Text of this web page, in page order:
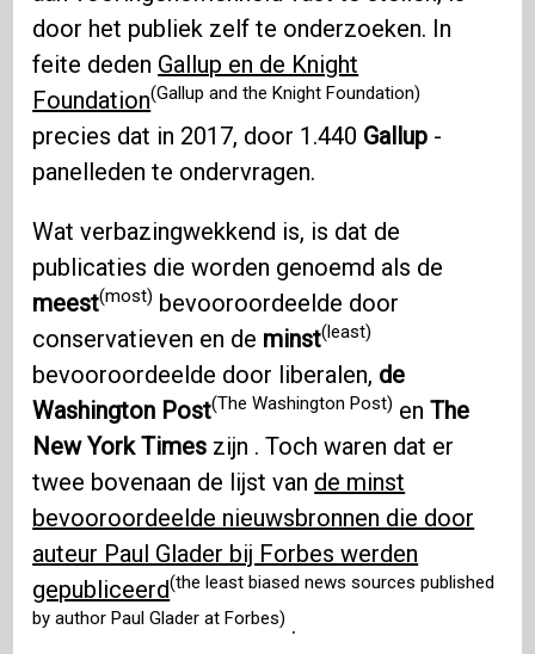
door het publiek zelf te onderzoeken. In
feite deden Gallup en de Knight
Foundation(Gallup and the Knight Foundation)
precies dat in 2017, door 1.440 Gallup -
panelleden te ondervragen.
Wat verbazingwekkend is, is dat de
publicaties die worden genoemd als de
meest(most) bevooroordeelde door
conservatieven en de minst(least)
bevooroordeelde door liberalen, de
Washington Post(The Washington Post) enThe
New York Times zijn . Toch waren dat er
twee bovenaan de lijst van de minst
bevooroordeelde nieuwsbronnen die door
auteur Paul Glader bij Forbes werden
gepubliceerd(the least biased news sources published
by author Paul Glader at Forbes) .